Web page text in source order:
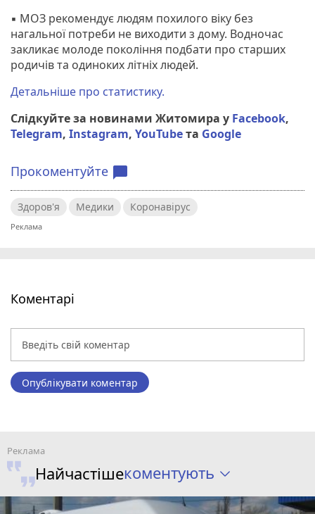
▪️ МОЗ рекомендує людям похилого віку без
нагальної потреби не виходити з дому. Водночас
закликає молоде покоління подбати про старших
родичів та одиноких літніх людей.
Детальніше про статистику.
Слідкуйте за новинами Житомира у Facebook,
Telegram, Instagram, YouTubeта Google
Прокоментуйте chat_bubble
Здоров'я Медики Коронавірус
Коментарі
Опублікувати коментар
Найчастішекоментують